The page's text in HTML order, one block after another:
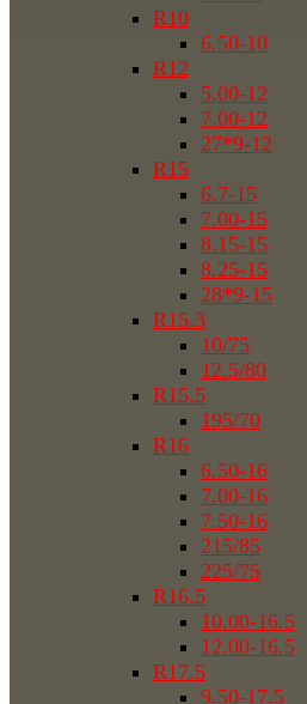
R10
6.50-10
R12
5.00-12
7.00-12
27*9-12
R15
6.7-15
7.00-15
8.15-15
8.25-15
28*9-15
R15.3
10/75
12.5/80
R15.5
195/70
R16
6.50-16
7.00-16
7.50-16
215/85
225/75
R16.5
10.00-16.5
12.00-16.5
R17.5
9.50-17.5